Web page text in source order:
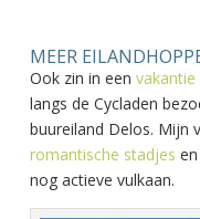
MEER
Ook zin in een vakantie
langs de Cycladen
buureiland Delos. Mijn
romantische stadjes
nog actieve vulkaan.